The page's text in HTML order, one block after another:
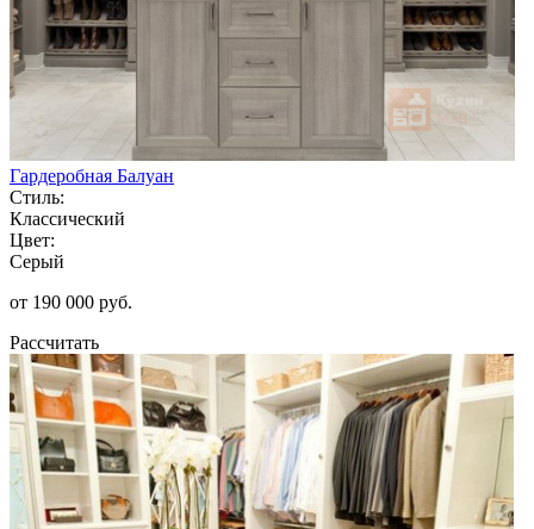
Гардеробная Балуан
Стиль:
Классический
Цвет:
Серый
от 190 000 руб.
Рассчитать